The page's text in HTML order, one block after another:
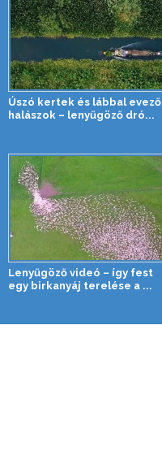
Úszó kertek és lábbal evező
halászok – lenyűgöző dró...
Lenyűgöző videó – így fest
egy birkanyáj terelése a ...